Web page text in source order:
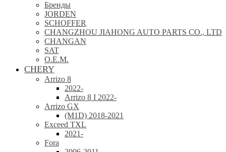
Бренды
JORDEN
SCHOFFER
CHANGZHOU JIAHONG AUTO PARTS CO., LTD
CHANGAN
SAT
O.E.M.
CHERY
Arrizo 8
2022-
Arrizo 8 I 2022-
Arrizo GX
(M1D) 2018-2021
Exceed TXL
2021-
Fora